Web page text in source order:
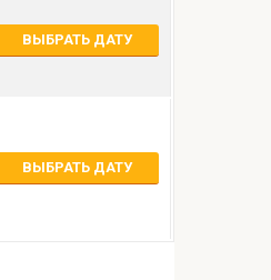
ВЫБРАТЬ ДАТУ
ВЫБРАТЬ ДАТУ